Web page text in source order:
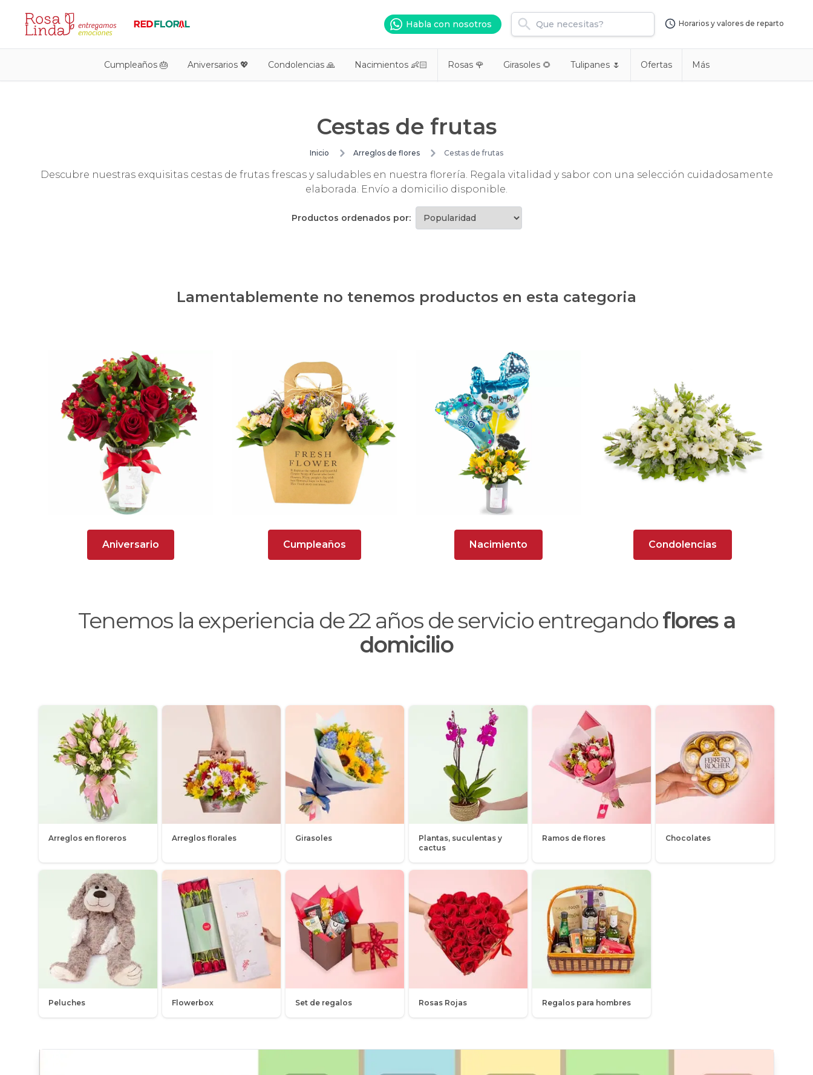
Habla con nosotros Horarios y valores de reparto
Cumpleaños 🎂 Aniversarios 💖 Condolencias 🙏 Nacimientos 👶🏻 Rosas 🌹 Girasoles 🌻 Tulipanes 🌷 Ofertas Más
Cestas de frutas
Inicio Arreglos de flores Cestas de frutas
Descubre nuestras exquisitas cestas de frutas frescas y saludables en nuestra florería. Regala vitalidad y sabor con una selección cuidadosamente
elaborada. Envío a domicilio disponible.
Productos ordenados por:
Lamentablemente no tenemos productos en esta categoria
Aniversario Cumpleaños Nacimiento Condolencias
Tenemos la experiencia de22años de servicio entregandoflores a
domicilio
Arreglos en floreros Arreglos florales Girasoles
Plantas, suculentas y
cactus
Ramos de flores Chocolates
Peluches Flowerbox Set de regalos Rosas Rojas Regalos para hombres